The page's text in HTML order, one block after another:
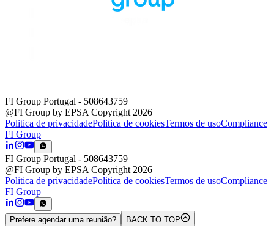
FI Group Portugal - 508643759
@FI Group by EPSA Copyright 2026
Politica de privacidadePolitica de cookiesTermos de usoCompliance
FI Group
FI Group Portugal - 508643759
@FI Group by EPSA Copyright 2026
Politica de privacidadePolitica de cookiesTermos de usoCompliance
FI Group
Prefere agendar uma reunião? BACK TO TOP